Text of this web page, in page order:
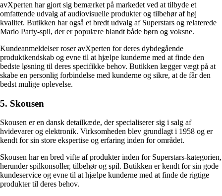
avXperten har gjort sig bemærket på markedet ved at tilbyde et
omfattende udvalg af audiovisuelle produkter og tilbehør af høj
kvalitet. Butikken har også et bredt udvalg af Superstars og relaterede
Mario Party-spil, der er populære blandt både børn og voksne.
Kundeanmeldelser roser avXperten for deres dybdegående
produktkendskab og evne til at hjælpe kunderne med at finde den
bedste løsning til deres specifikke behov. Butikken lægger vægt på at
skabe en personlig forbindelse med kunderne og sikre, at de får den
bedst mulige oplevelse.
5. Skousen
Skousen er en dansk detailkæde, der specialiserer sig i salg af
hvidevarer og elektronik. Virksomheden blev grundlagt i 1958 og er
kendt for sin store ekspertise og erfaring inden for området.
Skousen har en bred vifte af produkter inden for Superstars-kategorien,
herunder spilkonsoller, tilbehør og spil. Butikken er kendt for sin gode
kundeservice og evne til at hjælpe kunderne med at finde de rigtige
produkter til deres behov.